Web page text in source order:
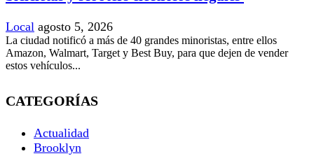
Local agosto 5, 2026
La ciudad notificó a más de 40 grandes minoristas, entre ellos
Amazon, Walmart, Target y Best Buy, para que dejen de vender
estos vehículos...
CATEGORÍAS
Actualidad
Brooklyn